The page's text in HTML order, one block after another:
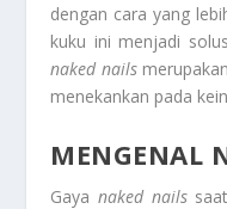
dengan cara yang
kuku ini menjadi
naked nails
menekankan pada
MENGENAL
Gayanaked nailssaat